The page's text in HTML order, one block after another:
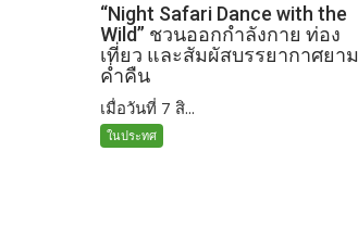
“Night Safari Dance with the
Wild” ชวนออกกำลังกาย ท่อง
เที่ยว และสัมผัสบรรยากาศยาม
ค่ำคืน
เมื่อวันที่ 7 สิ...
ในประทศ